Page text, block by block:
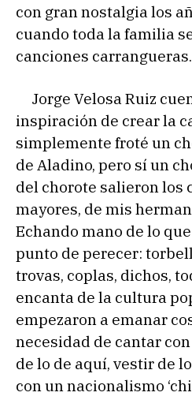
con gran nostalgia los
cuando toda la familia
canciones carrangueras.
Jorge Velosa Ruiz
inspiración de crear la
simplemente froté un
de Aladino, pero sí un
del chorote salieron los
mayores, de mis
Echando mano de lo
punto de perecer:
trovas, coplas, dichos,
encanta de la cultura
empezaron a emanar
necesidad de cantar
de lo de aquí, vestir de
con un nacionalismo